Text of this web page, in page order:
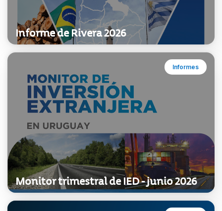
Informe de Rivera 2026
Informes
Monitor trimestral de IED - junio 2026